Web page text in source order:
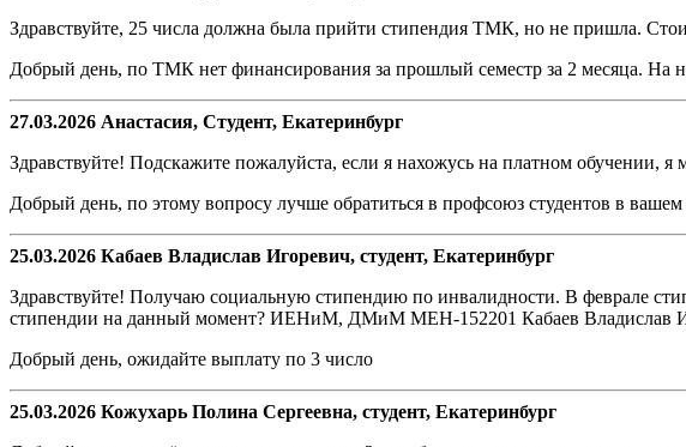
Здравствуйте, 25 числа должна была прийти стипендия ТМК, но не пришла.
Добрый день, по ТМК нет финансирования за прошлый семестр за 2 месяца. На
27.03.2026 Анастасия, Студент, Екатеринбург
Здравствуйте! Подскажите пожалуйста, если я нахожусь на платном обучении,
Добрый день, по этому вопросу лучше обратиться в профсоюз студентов в вашем
25.03.2026 Кабаев Владислав Игоревич, студент, Екатеринбург
Здравствуйте! Получаю социальную стипендию по инвалидности. В феврале
стипендии на данный момент? ИЕНиМ, ДМиМ МЕН-152201 Кабаев Владислав
Добрый день, ожидайте выплату по 3 число
25.03.2026 Кожухарь Полина Сергеевна, студент, Екатеринбург